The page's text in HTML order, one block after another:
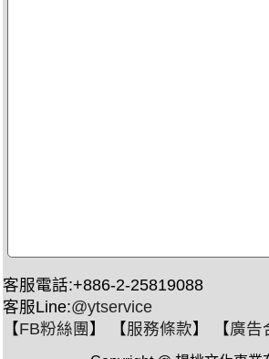
客服電話:+886-2-25819088
客服Line:@ytservice
【FB粉絲團 】 【服務條款】 【廣告